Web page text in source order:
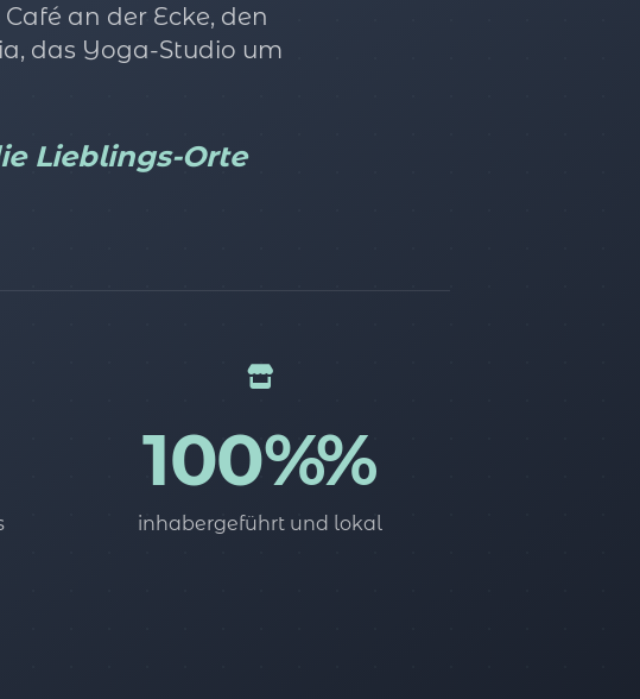
an der Ecke, den
das Yoga-Studio um
Lieblings-Orte
100%%
inhabergeführt und lokal